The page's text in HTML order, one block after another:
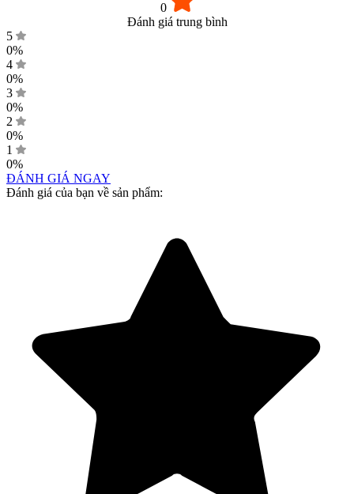
0
Đánh giá trung bình
5
0%
4
0%
3
0%
2
0%
1
0%
ĐÁNH GIÁ NGAY
Đánh giá của bạn về sản phẩm: